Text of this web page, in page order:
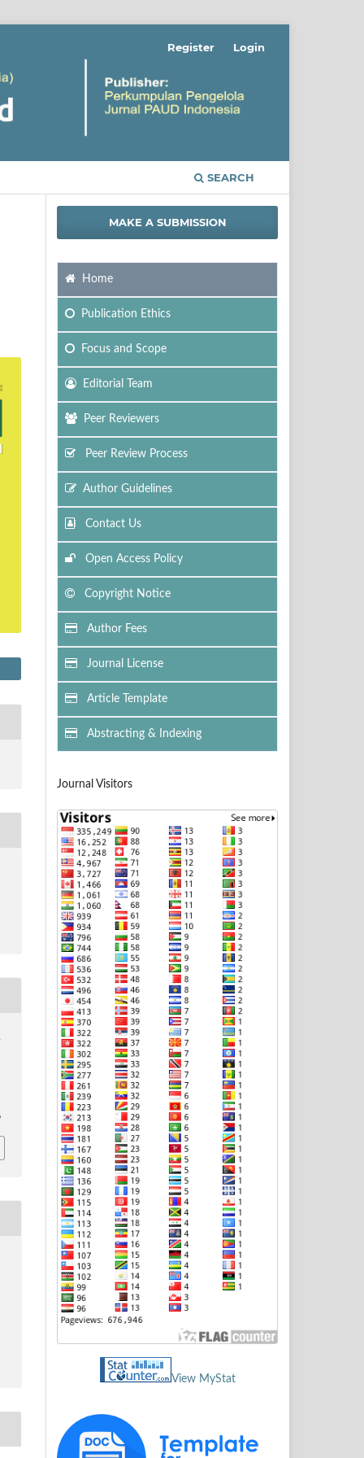
SEARCH
Register Login
MAKE A SUBMISSION
Home
Publication Ethics
Focus and Scope
Editorial Team
Peer Reviewers
Peer Review Process
Author Guidelines
Contact Us
Open Access Policy
Copyright Notice
Author Fees
Journal License
Article Template
Abstracting & Indexing
Journal Visitors
View MyStat